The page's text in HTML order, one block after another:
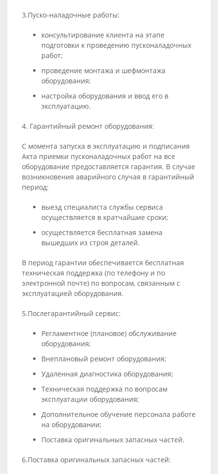
3.Пуско-наладочные работы:
консультирование клиента на этапе
подготовки к проведению пусконаладочных
работ;
проведение монтажа и шефмонтажа
оборудования;
настройка оборудования и ввод его в
эксплуатацию.
4. Гарантийный ремонт оборудования:
С момента запуска в эксплуатацию и подписания
Акта приемки пусконаладочных работ на все
оборудование предоставляется гарантия. В случае
возникновения аварийного случая в гарантийный
период:
выезд специалиста службы сервиса
осуществляется в кратчайшие сроки;
осуществляется бесплатная замена
вышедших из строя деталей.
В период гарантии обеспечивается бесплатная
техническая поддержка (по телефону и по
электронной почте) по вопросам, связанным с
эксплуатацией оборудования.
5.Послегарантийный сервис:
Регламентное (плановое) обслуживание
оборудования;
Внеплановый ремонт оборудования;
Удаленная диагностика оборудования;
Техническая поддержка по вопросам
эксплуатации оборудования;
Дополнительное обучение персонала работе
на оборудовании;
Поставка оригинальных запасных частей.
6.Поставка оригинальных запасных частей: